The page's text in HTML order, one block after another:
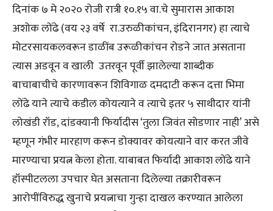
दिनांक ७ मे २०२० रोजी रात्री १०.१५ वा.चे सुमारास आकाश
अशोक लोंढे (वय २३ वर्षे रा.उरुळीकांचन, इंदिरानगर) हा त्याचे
मोटरसायकलवरून डाळींब उरूळीकांचन रोडने जात असताना
त्यास अडवून व खाली उतरवून पूर्वी झालेल्या शाब्दीक
बाचाबाचीचे कारणावरून शिविगाळ दमदाटी करून दत्ता भिमा
लोंढे याने त्याचे कडील कोयत्याने व त्याचे इतर ५ साथीदार यांनी
लोखंडी रॉड, दांडक्यानी फिर्यादीस ‘तुला जिवंत सोडणार नाही’ असे
म्हणून गंभीर मारहाण करून डोक्यावर कोयत्याने वार करत जीवे
मारण्याचा प्रयत्न केला होता. याबाबत फिर्यादी आकाश लोंढे याने
हॉस्पीटलला उपचार घेत असताना दिलेल्या तक्रारीवरून
आरोपींविरुद्ध खुनाचे प्रयत्नाचा गुन्हा दाखल करण्यात आलेला